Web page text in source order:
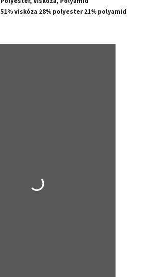
51% viskóza 28% polyester 21% polyamid